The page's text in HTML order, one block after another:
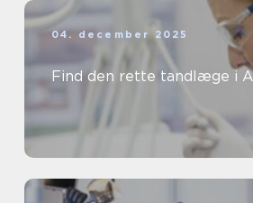
04. december 2025
Find den rette tandlæge i